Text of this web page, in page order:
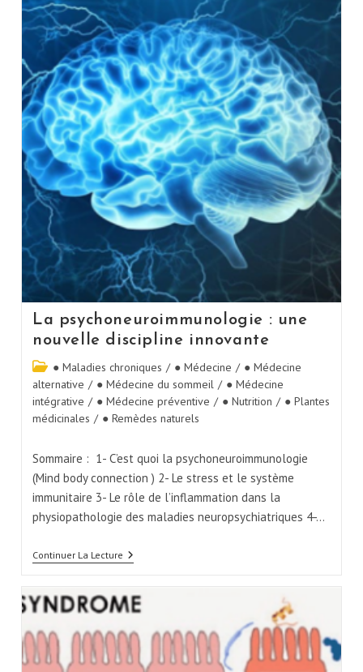
La psychoneuroimmunologie : une
nouvelle discipline innovante
● Maladies chroniques / ● Médecine / ● Médecine
alternative / ● Médecine du sommeil / ● Médecine
intégrative / ● Médecine préventive / ● Nutrition / ● Plantes
médicinales / ● Remèdes naturels
Sommaire : 1- C’est quoi la psychoneuroimmunologie
(Mind body connection ) 2- Le stress et le système
immunitaire 3- Le rôle de l’inflammation dans la
physiopathologie des maladies neuropsychiatriques 4-…
Continuer La Lecture